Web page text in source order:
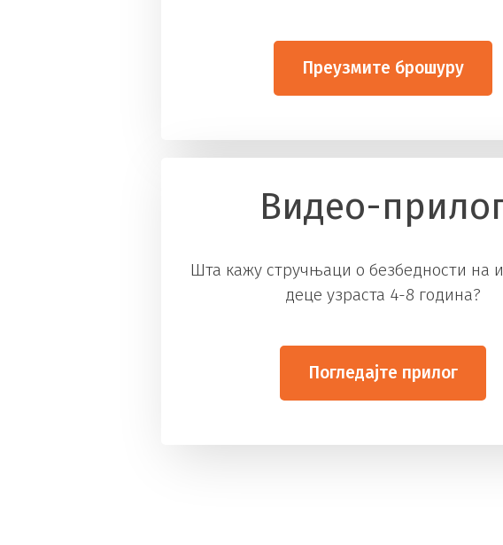
Преузмите брошуру
Видео-
Шта кажу стручњаци о безбедности на
деце узраста 4-8 година?
Погледајте прилог